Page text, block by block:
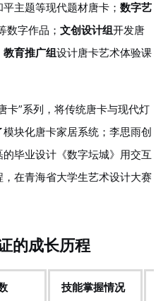
主题等现代题材唐卡； 数字艺
数字作品； 文创设计组开发唐
教育推广组设计唐卡艺术体验课
卡”系列，将传统唐卡与现代灯
块化唐卡家居系统；李思雨创
毕业设计《数字坛城》用交互
在青海省大学生艺术设计大赛
的成长历程
技能掌握情况